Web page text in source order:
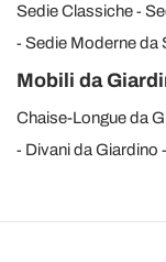
Sedie Classiche
Sedie Moderne da
Mobili da
Chaise-Longue da
Divani da Giardino